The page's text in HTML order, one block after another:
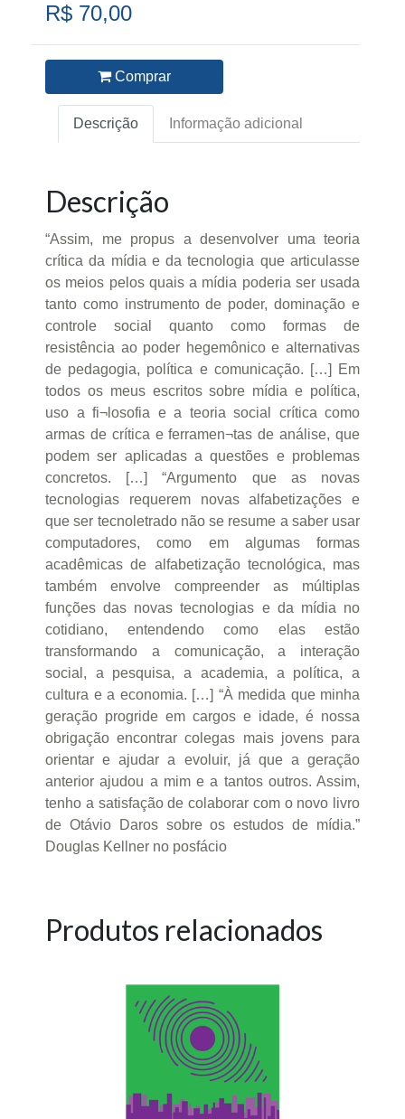
R$ 70,00
Comprar
Descrição Informação adicional
Descrição
“Assim, me propus a desenvolver uma teoria
crítica da mídia e da tecnologia que articulasse
os meios pelos quais a mídia poderia ser usada
tanto como instrumento de poder, dominação e
controle social quanto como formas de
resistência ao poder hegemônico e alternativas
de pedagogia, política e comunicação. […] Em
todos os meus escritos sobre mídia e política,
uso a fi¬losofia e a teoria social crítica como
armas de crítica e ferramen¬tas de análise, que
podem ser aplicadas a questões e problemas
concretos. […] “Argumento que as novas
tecnologias requerem novas alfabetizações e
que ser tecnoletrado não se resume a saber usar
computadores, como em algumas formas
acadêmicas de alfabetização tecnológica, mas
também envolve compreender as múltiplas
funções das novas tecnologias e da mídia no
cotidiano, entendendo como elas estão
transformando a comunicação, a interação
social, a pesquisa, a academia, a política, a
cultura e a economia. […] “À medida que minha
geração progride em cargos e idade, é nossa
obrigação encontrar colegas mais jovens para
orientar e ajudar a evoluir, já que a geração
anterior ajudou a mim e a tantos outros. Assim,
tenho a satisfação de colaborar com o novo livro
de Otávio Daros sobre os estudos de mídia.”
Douglas Kellner no posfácio
Produtos relacionados